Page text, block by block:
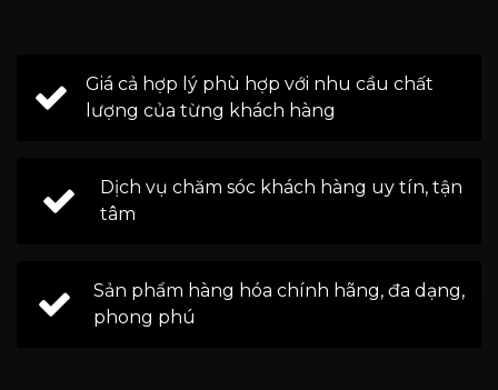
Giá cả hợp lý phù hợp với nhu cầu chất
lượng của từng khách hàng
Dịch vụ chăm sóc khách hàng uy tín, tận
tâm
Sản phẩm hàng hóa chính hãng, đa dạng,
phong phú